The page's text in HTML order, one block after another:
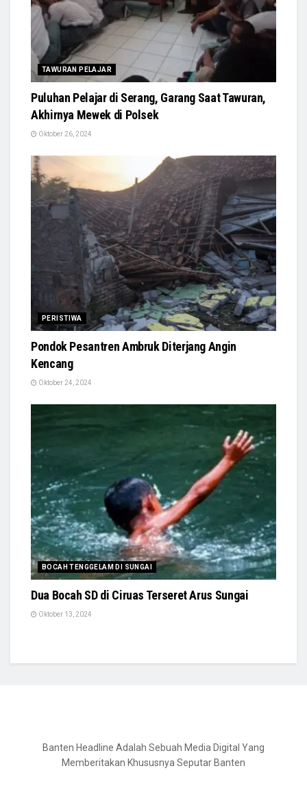
TAWURAN PELAJAR
Puluhan Pelajar di Serang, Garang Saat Tawuran,
Akhirnya Mewek di Polsek
Oktober 26, 2024
PERISTIWA
Pondok Pesantren Ambruk Diterjang Angin
Kencang
Oktober 24, 2024
BOCAH TENGGELAM DI SUNGAI
Dua Bocah SD di Ciruas Terseret Arus Sungai
Oktober 13, 2024
Banten Headline Adalah Sebuah Media Digital Yang
Memberitakan Khususnya Seputar Banten